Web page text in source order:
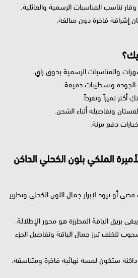
تناسب المناسبات الرسمية والعائلية.
إشراقة فاخرة دون مبالغة.
والمناسبات الرسمية بذوق راقٍ.
الجودة وتشطيبات دقيقة.
أكثر تميزاً وتفرداً.
وتفاصيله أثناء الشحن.
دفع مرنة.
الملكي بلون الكحلي الداكن
أو نيود لإبراز جمال اللون الكحلي وتطريز
بريق الياقة المطرزة هو محور الإطلالة.
للخلف تبرز جمال الياقة وتفاصيل الجزء
ستكون لمسة نهائية فاخرة ومتناسقة.